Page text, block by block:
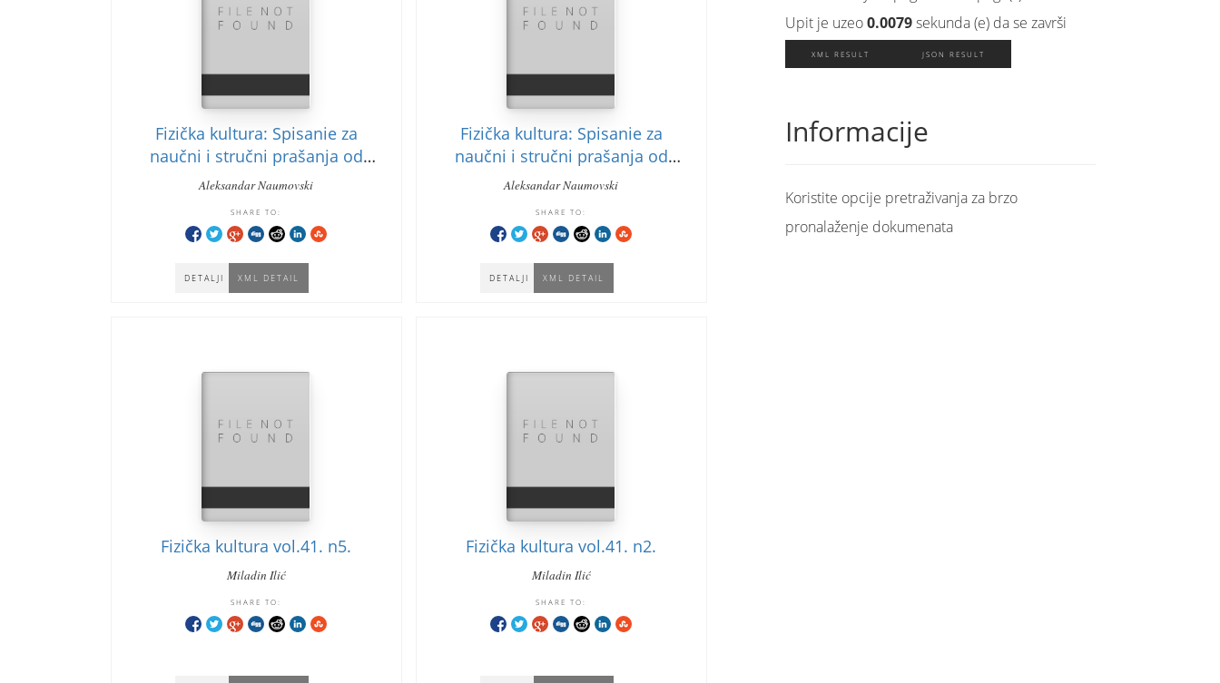
Fizička kultura: Spisanie za
naučni i stručni prašanja od
fizičkotaa kultura: vtar sizium
mladete Ohrid
Aleksandar Naumovski
DETALJI XML DETAIL
SHARE TO:
Fizička kultura: Spisanie za
naučni i stručni prašanja od
fizičkotaa kultura: vtar sizium
mladete Ohrid 28,29 i 30
septembrimpo
Aleksandar Naumovski
DETALJI XML DETAIL
SHARE TO:
Fizička kultura vol.41. n5.
Miladin Ilić
SHARE TO:
Fizička kultura vol.41. n2.
Miladin Ilić
SHARE TO:
Upit je uzeo0.0079sekunda (e) da se završi
XML RESULT JSON RESULT
Informacije
Koristite opcije pretraživanja za brzo
pronalaženje dokumenata